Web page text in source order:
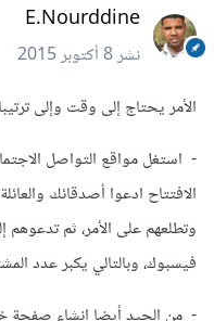
E.Nourddine
نشر8 أكتوبر 2015
الأمر يحتاج إلى وقت وإلى
- استغل مواقع التواصل
الافتتاح ادعوا أصدقائك
وتطلعهم على الأمر، ثم
فيسبوك، وبالتالي يكبر عدد